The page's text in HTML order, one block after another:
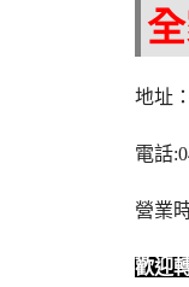
地址
電話
營業
歡迎